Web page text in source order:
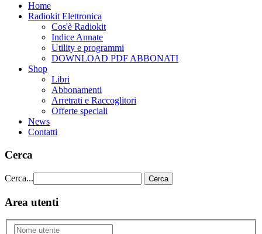
Home
Radiokit Elettronica
Cos'è Radiokit
Indice Annate
Utility e programmi
DOWNLOAD PDF ABBONATI
Shop
Libri
Abbonamenti
Arretrati e Raccoglitori
Offerte speciali
News
Contatti
Cerca
Cerca... Cerca
Area utenti